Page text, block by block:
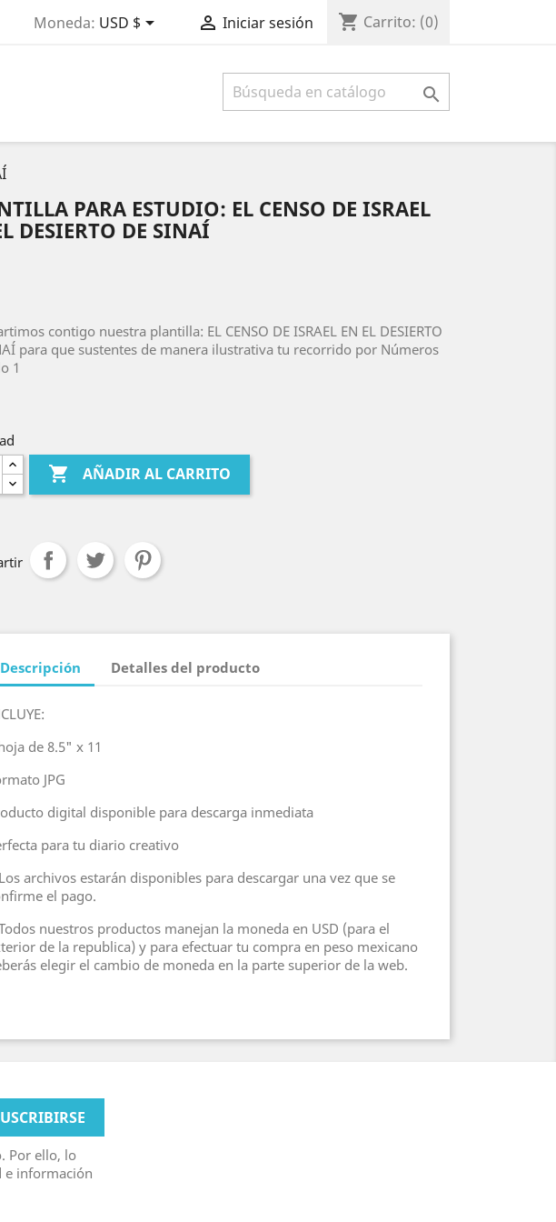
Moneda: USD $  Iniciar sesión shopping_cart Carrito: (0)

PARA ESTUDIO: EL CENSO DE ISRAEL
DESIERTO DE SINAÍ
contigo nuestra plantilla: EL CENSO DE ISRAEL EN EL DESIERTO
para que sustentes de manera ilustrativa tu recorrido por Números
1
 AÑADIR AL CARRITO
Descripción Detalles del producto
de 8.5" x 11
JPG
digital disponible para descarga inmediata
para tu diario creativo
archivos estarán disponibles para descargar una vez que se
el pago.
nuestros productos manejan la moneda en USD (para el
de la republica) y para efectuar tu compra en peso mexicano
elegir el cambio de moneda en la parte superior de la web.
Por ello, lo
e información